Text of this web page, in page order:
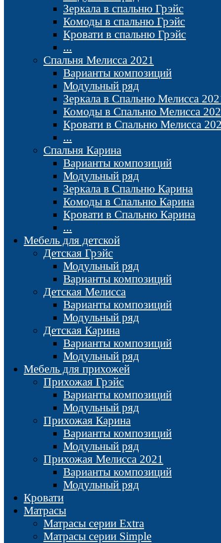
Зеркала в спальню Грэйс
Комоды в спальню Грэйс
Кровати в спальню Грэйс
...
Спальня Мелисса 2021
Варианты композиций
Модульный ряд
Зеркала в Спальню Мелисса
Комоды в Спальню Мелисса
Кровати в Спальню Мелисса
...
Спальня Карина
Варианты композиций
Модульный ряд
Зеркала в Спальню Карина
Комоды в Спальню Карина
Кровати в Спальню Карина
...
Мебель для детской
Детская Грэйс
Модульный ряд
Варианты композиций
Детская Мелисса
Варианты композиций
Модульный ряд
Детская Карина
Варианты композиций
Модульный ряд
Мебель для прихожей
Прихожая Грэйс
Варианты композиций
Модульный ряд
Прихожая Карина
Варианты композиций
Модульный ряд
Прихожая Мелисса 2021
Варианты композиций
Модульный ряд
Кровати
Матрасы
Матрасы серии Extra
Матрасы серии Simple